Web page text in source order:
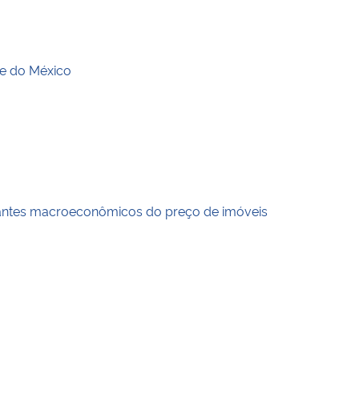
do México
macroeconômicos do preço de imóveis